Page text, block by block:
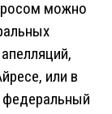
можно
или в
федеральный